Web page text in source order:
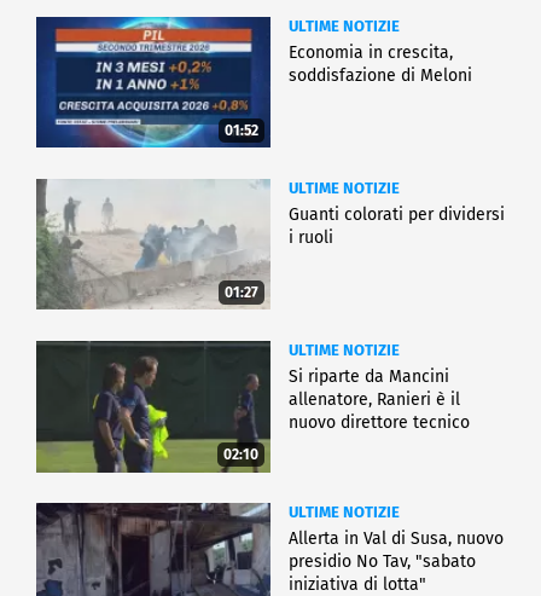
01:52
ULTIME NOTIZIE
Economia in crescita,
soddisfazione di Meloni
01:27
ULTIME NOTIZIE
Guanti colorati per dividersi
i ruoli
02:10
ULTIME NOTIZIE
Si riparte da Mancini
allenatore, Ranieri è il
nuovo direttore tecnico
ULTIME NOTIZIE
Allerta in Val di Susa, nuovo
presidio No Tav, "sabato
iniziativa di lotta"